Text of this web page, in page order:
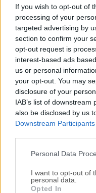
If you wish to opt-out of
processing of your
targeted advertising by
section to confirm your
opt-out request is
interest-based ads
us or personal
your opt-out. You may
disclosure of your
IAB’s list of
also be disclosed by us
Downstream Participants
Personal Data
I want to opt-out of
personal data.
Opted In
abierto y extensible
de apertura,
enriquecimiento de
productividad y envía
herramienta, el mejor
Windows. La
temas, ¡para que
estado de ánimo!
seguimientos
información
React y Flux. Está...